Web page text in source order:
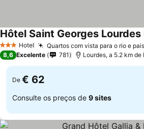
3 EstrelasHotel Quartos com vista para o rio e
Hôtel Saint Georges Lourdes
8,6 Excelente 781 Lourdes, a 5.2 km de
De € 62
Consulte os preços de 9 sites